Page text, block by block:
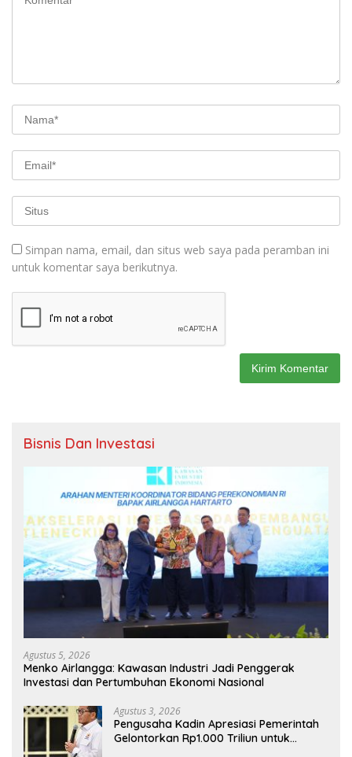
Simpan nama, email, dan situs web saya pada peramban ini
untuk komentar saya berikutnya.
Bisnis Dan Investasi
Agustus 5, 2026
Menko Airlangga: Kawasan Industri Jadi Penggerak
Investasi dan Pertumbuhan Ekonomi Nasional
Agustus 3, 2026
Pengusaha Kadin Apresiasi Pemerintah
Gelontorkan Rp1.000 Triliun untuk